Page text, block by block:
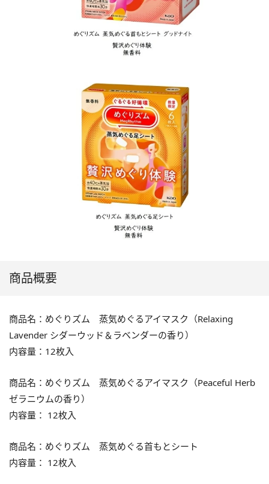
商品概要
商品名：めぐりズム 蒸気めぐるアイマスク（Relaxing
Lavender シダーウッド＆ラベンダーの香り）
内容量：12枚入
商品名：めぐりズム 蒸気めぐるアイマスク（Peaceful Herb
ゼラニウムの香り）
内容量： 12枚入
商品名：めぐりズム 蒸気めぐる首もとシート
内容量： 12枚入